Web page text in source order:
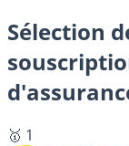
Sélection
🥇 1